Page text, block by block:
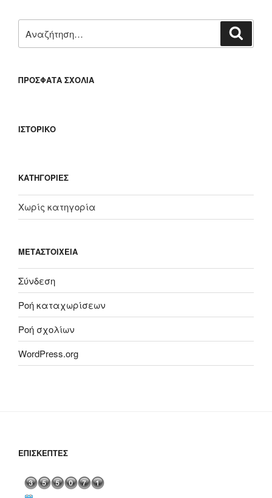
για:
ΠΡΌΣΦΑΤΑ ΣΧΌΛΙΑ
ΙΣΤΟΡΙΚΌ
KΑΤΗΓΟΡΊΕΣ
Χωρίς κατηγορία
ΜΕΤΑΣΤΟΙΧΕΊΑ
Σύνδεση
Ροή καταχωρίσεων
Ροή σχολίων
WordPress.org
ΕΠΙΣΚΈΠΤΕΣ